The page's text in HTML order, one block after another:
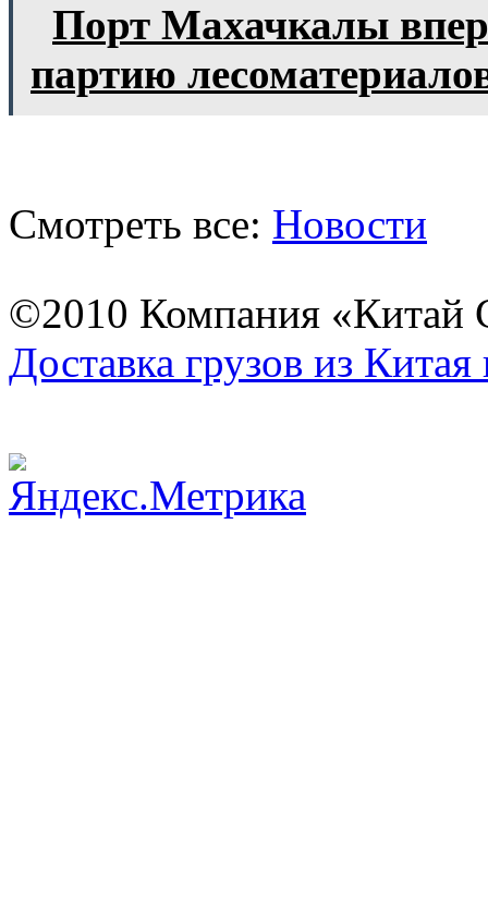
Порт Махачкалы
партию
Смотреть все: Новости
©2010 Компания «Китай
Доставка грузов из